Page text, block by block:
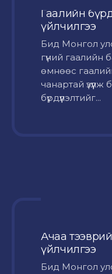
Гаалийн
үйлчилгээ
Бид Монгол
гүний гаалийн
өмнөөс гаалийн
чанартай
бүрдүүлэлтийг...
Ачаа
үйлчилгээ
Бид Монгол